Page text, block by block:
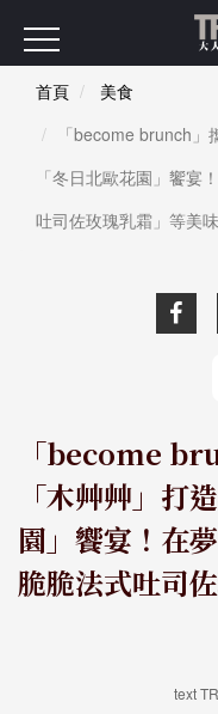
首頁
美食
「become brunch
「冬日北歐花園」饗宴
吐司佐玫瑰乳霜」等美
「become
「木艸艸」打
園」饗宴！在
脆脆法式吐司
text